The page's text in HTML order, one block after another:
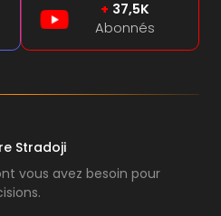
+ 37,5K
Abonnés
Stradoji
vous avez besoin pour